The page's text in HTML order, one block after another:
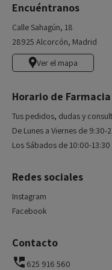
Encuéntranos
Calle Sahagún, 18
28925 Alcorcón, Madrid
Ver el mapa
Horario de Farmacia
Tus pedidos, dudas y
De Lunes a Viernes de 9:30-
Los Sábados de 10:00-13:30
Redes sociales
Instagram
Facebook
Contacto
625 916 560